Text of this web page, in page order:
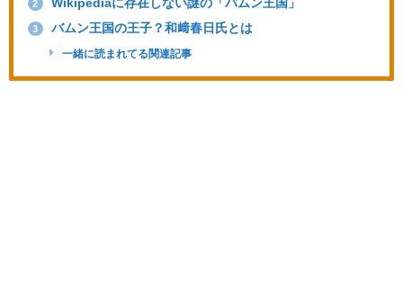
2 Wikipediaに存在しない謎の「バムン王国」
3 バムン王国の王子？和﨑春日氏とは
一緒に読まれてる関連記事